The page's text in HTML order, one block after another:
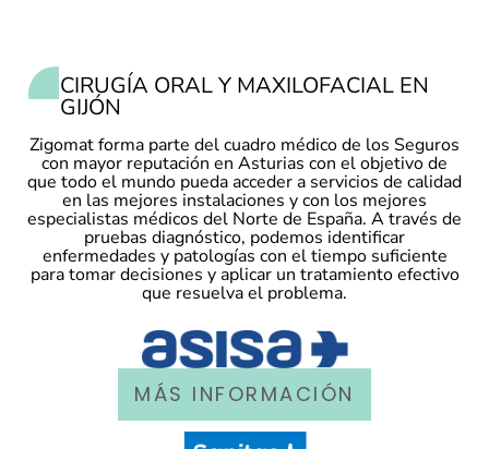
CIRUGÍA ORAL Y MAXILOFACIAL EN
GIJÓN
Zigomat forma parte del cuadro médico de los Seguros
con mayor reputación en Asturias con el objetivo de
que todo el mundo pueda acceder a servicios de calidad
en las mejores instalaciones y con los mejores
especialistas médicos del Norte de España. A través de
pruebas diagnóstico, podemos identificar
enfermedades y patologías con el tiempo suficiente
para tomar decisiones y aplicar un tratamiento efectivo
que resuelva el problema.
MÁS INFORMACIÓN